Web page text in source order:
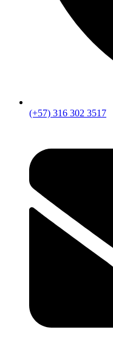
(+57) 316 302 3517